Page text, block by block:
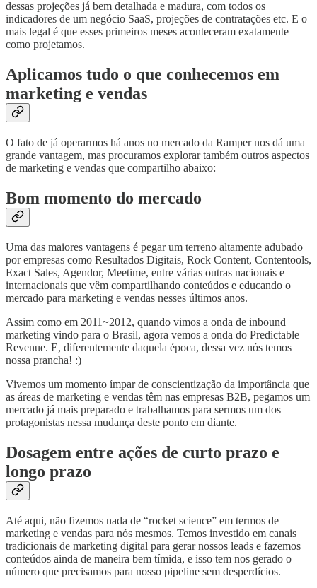
dessas projeções já bem detalhada e madura, com todos os
indicadores de um negócio SaaS, projeções de contratações etc. E o
mais legal é que esses primeiros meses aconteceram exatamente
como projetamos.
Aplicamos tudo o que conhecemos em
marketing e vendas
O fato de já operarmos há anos no mercado da Ramper nos dá uma
grande vantagem, mas procuramos explorar também outros aspectos
de marketing e vendas que compartilho abaixo:
Bom momento do mercado
Uma das maiores vantagens é pegar um terreno altamente adubado
por empresas como Resultados Digitais, Rock Content, Contentools,
Exact Sales, Agendor, Meetime, entre várias outras nacionais e
internacionais que vêm compartilhando conteúdos e educando o
mercado para marketing e vendas nesses últimos anos.
Assim como em 2011~2012, quando vimos a onda de inbound
marketing vindo para o Brasil, agora vemos a onda do Predictable
Revenue. E, diferentemente daquela época, dessa vez nós temos
nossa prancha! :)
Vivemos um momento ímpar de conscientização da importância que
as áreas de marketing e vendas têm nas empresas B2B, pegamos um
mercado já mais preparado e trabalhamos para sermos um dos
protagonistas nessa mudança deste ponto em diante.
Dosagem entre ações de curto prazo e
longo prazo
Até aqui, não fizemos nada de “rocket science” em termos de
marketing e vendas para nós mesmos. Temos investido em canais
tradicionais de marketing digital para gerar nossos leads e fazemos
conteúdos ainda de maneira bem tímida, e isso tem nos gerado o
número que precisamos para nosso pipeline sem desperdícios.